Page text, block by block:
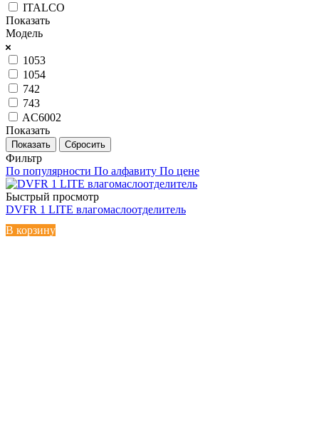
ITALCO
Показать
Модель
1053
1054
742
743
AC6002
Показать
Сбросить
Фильтр
По популярности По алфавиту По цене
Быстрый просмотр
DVFR 1 LITE влагомаслоотделитель
В корзину